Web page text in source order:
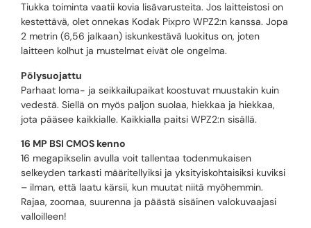
Tiukka toiminta vaatii kovia lisävarusteita. Jos laitteistosi on
kestettävä, olet onnekas Kodak Pixpro WPZ2:n kanssa. Jopa
2 metrin (6,56 jalkaan) iskunkestävä luokitus on, joten
laitteen kolhut ja mustelmat eivät ole ongelma.
Pölysuojattu
Parhaat loma- ja seikkailupaikat koostuvat muustakin kuin
vedestä. Siellä on myös paljon suolaa, hiekkaa ja hiekkaa,
jota pääsee kaikkialle. Kaikkialla paitsi WPZ2:n sisällä.
16 MP BSI CMOS kenno
16 megapikselin avulla voit tallentaa todenmukaisen
selkeyden tarkasti määritellyiksi ja yksityiskohtaisiksi kuviksi
– ilman, että laatu kärsii, kun muutat niitä myöhemmin.
Rajaa, zoomaa, suurenna ja päästä sisäinen valokuvaajasi
valloilleen!